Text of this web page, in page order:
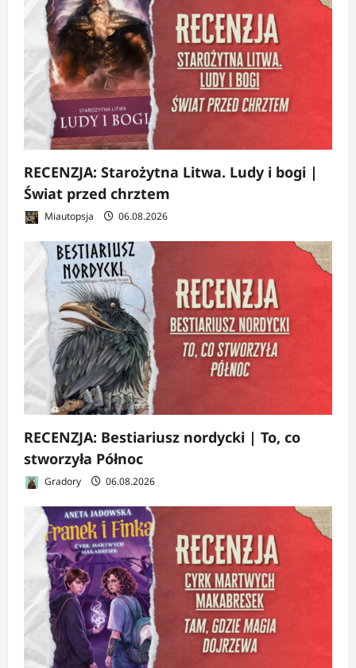
RECENZJA: Starożytna Litwa. Ludy i bogi |
Świat przed chrztem
Miautopsja 06.08.2026
RECENZJA: Bestiariusz nordycki | To, co
stworzyła Północ
Gradory 06.08.2026